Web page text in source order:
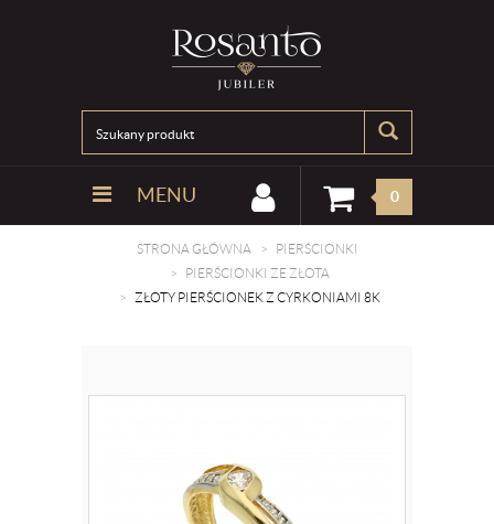
MENU 0
STRONA GŁÓWNA
PIERŚCIONKI
PIERŚCIONKI ZE ZŁOTA
ZŁOTY PIERŚCIONEK Z CYRKONIAMI 8K